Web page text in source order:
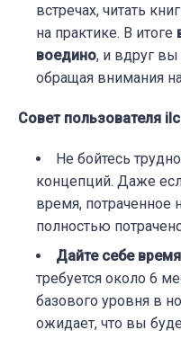
встречах, читать
на практике. В итоге
воедино, и вдруг
обращая внимания
Совет пользователя
Не бойтесь
концепций. Даже
время, потраченное
полностью
Дайте себе
требуется около 6
базового уровня в
ожидает, что вы